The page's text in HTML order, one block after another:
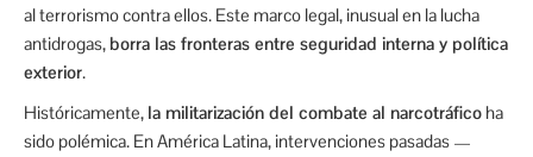
al terrorismo contra ellos. Este marco legal, inusual en la lucha
antidrogas, borra las fronteras entre seguridad interna y política
exterior.
Históricamente, la militarización del combate al narcotráfico ha
sido polémica. En América Latina, intervenciones pasadas —